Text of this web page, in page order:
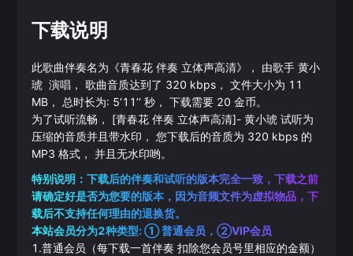
下载说明
此歌曲伴奏名为《青春花 伴奏 立体声高清》， 由歌手 黄小
琥 演唱， 歌曲音质达到了 320 kbps， 文件大小为 11
MB， 总时长为: 5‘11’‘秒， 下载需要 20 金币。
为了试听流畅， [青春花 伴奏 立体声高清]- 黄小琥 试听为
压缩的音质并且带水印， 您下载后的音质为 320 kbps 的
MP3 格式， 并且无水印哟。
特别说明：下载后的伴奏和试听的版本完全一致，下载之前
请确定好是否为您要的版本，因为音频文件为虚拟物品，下
载后不支持任何理由的退换货。
本站会员分为2种类型: ① 普通会员，②VIP会员
1.普通会员（每下载一首伴奏 扣除您会员号里相应的金额）